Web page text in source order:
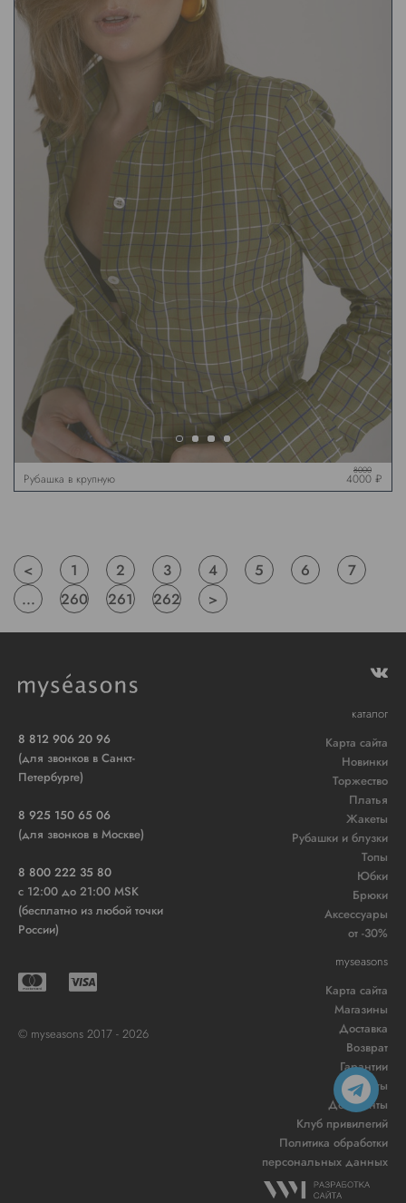
Рубашка в крупную
клетку, хаки
8000
4000 ₽
< 1 2 3 4 5 6
7
...
260 261 262 >
8 812 906 20 96
(для звонков в Санкт-
Петербурге)
8 925 150 65 06
(для звонков в Москве)
8 800 222 35 80
c 12:00 до 21:00 MSK
(бесплатно из любой точки
России)
© myseasons 2017 - 2026
каталог
Карта сайта
Новинки
Торжество
Платья
Жакеты
Рубашки и блузки
Топы
Юбки
Брюки
Аксессуары
от -30%
myseasons
Карта сайта
Магазины
Доставка
Возврат
Гарантии
Контакты
Документы
Клуб привилегий
Политика обработки
персональных данных